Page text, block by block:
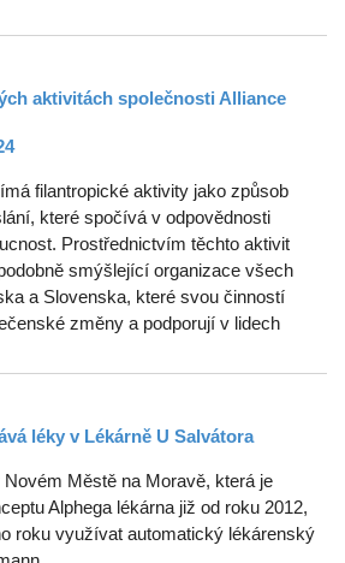
aktivitách společnosti Alliance
filantropické aktivity jako způsob
které spočívá v odpovědnosti
Prostřednictvím těchto aktivit
smýšlející organizace všech
a Slovenska, které svou činností
změny a podporují v lidech
léky v Lékárně U Salvátora
Městě na Moravě, která je
Alphega lékárna již od roku 2012,
roku využívat automatický lékárenský